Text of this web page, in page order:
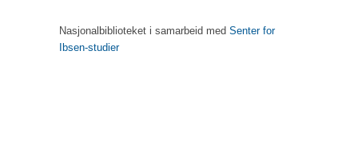
Nasjonalbiblioteket i samarbeid med Senter for
Ibsen-studier